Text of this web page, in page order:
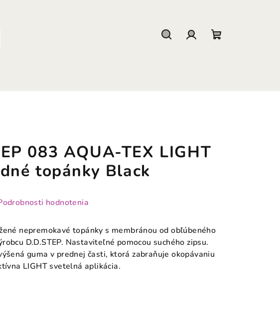
083 AQUA-TEX LIGHT
topánky Black
hodnotenia
nepremokavé topánky s membránou od obľúbeného
D.D.STEP. Nastaviteľné pomocou suchého zipsu.
guma v prednej časti, ktorá zabraňuje okopávaniu
LIGHT svetelná aplikácia.